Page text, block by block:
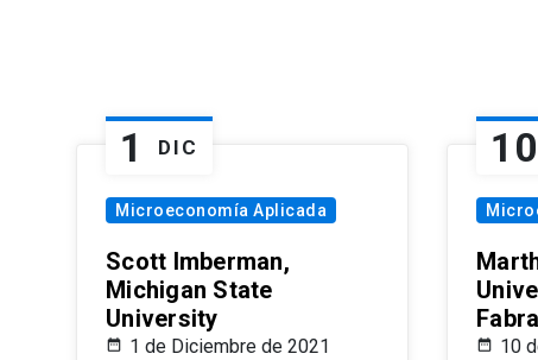
1 DIC
Microeconomía Aplicada
Scott Imberman,
Michigan State
University
1 de Diciembre de 2021
10
Fabra
10